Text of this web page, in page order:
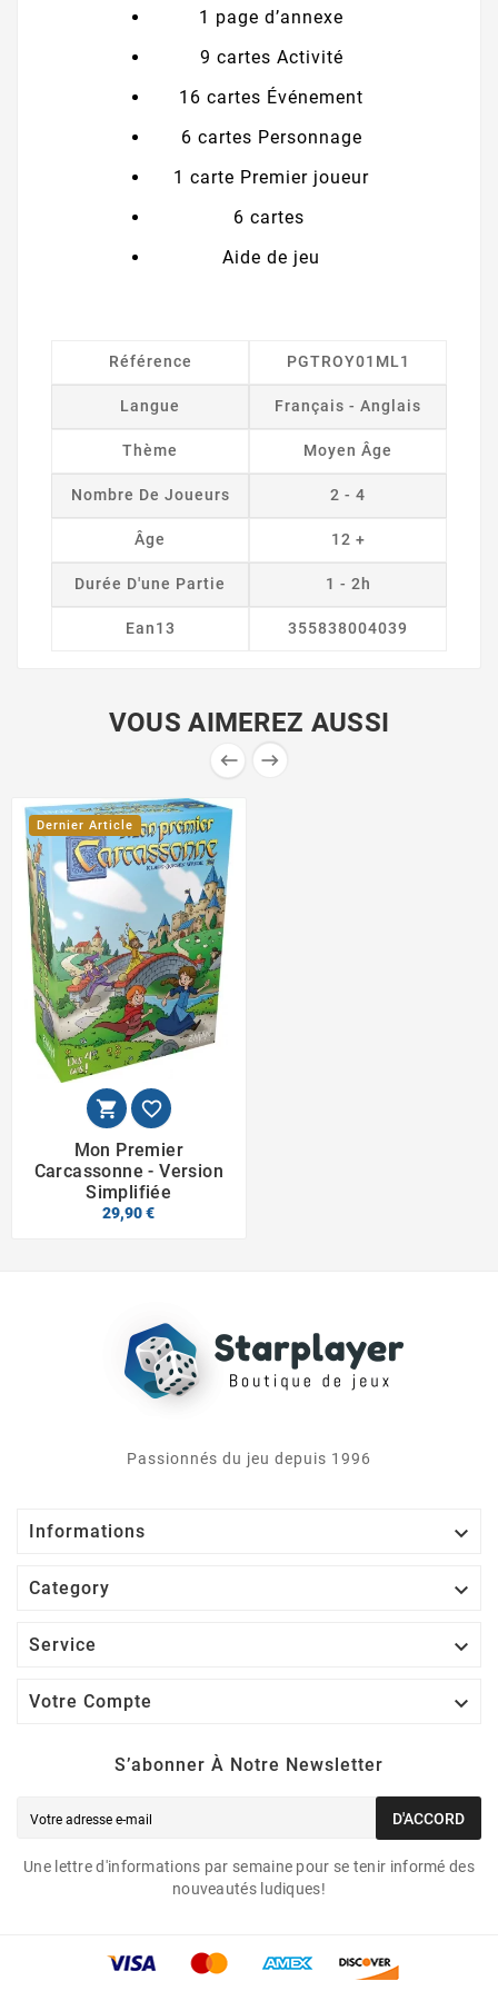
1 page d’annexe
9 cartes Activité
16 cartes Événement
6 cartes Personnage
1 carte Premier joueur
6 cartes
Aide de jeu
Référence PGTROY01ML1
Langue Français - Anglais
Thème Moyen Âge
Nombre De Joueurs 2 - 4
Âge 12 +
Durée D'une Partie 1 - 2h
Ean13 355838004039
VOUS AIMEREZ AUSSI
 
Dernier Article
 
Mon Premier
Carcassonne - Version
Simplifiée
29,90 €
Passionnés du jeu depuis 1996
Informations 
Category 
Service 
Votre Compte 
S’abonner À Notre Newsletter
D'ACCORD
Une lettre d'informations par semaine pour se tenir informé des
nouveautés ludiques!